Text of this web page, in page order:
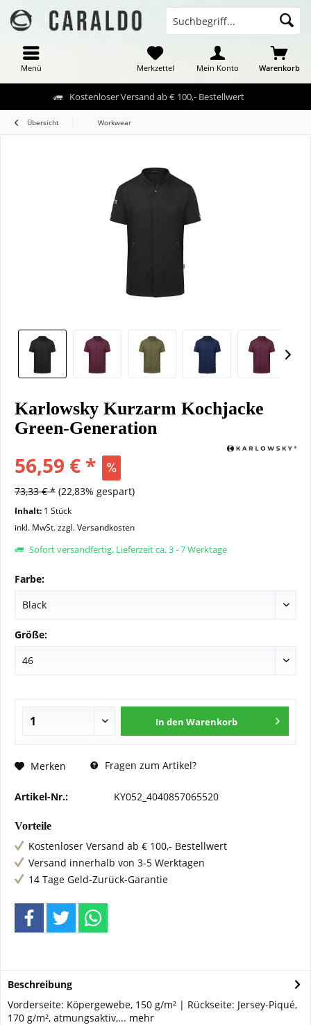
Kostenloser Versand ab € 100,- Bestellwert
Menü Warenkorb
Merkzettel Mein Konto
Übersicht Workwear
Karlowsky Kurzarm Kochjacke
Green-Generation
56,59 € *
73,33 € * (22,83% gespart)
Inhalt: 1 Stück
inkl. MwSt.zzgl. Versandkosten
Sofort versandfertig, Lieferzeit ca. 3 - 7 Werktage
Farbe:
Größe:
In den Warenkorb
Merken Fragen zum Artikel?
Artikel-Nr.: KY052_4040857065520
Vorteile
Kostenloser Versand ab € 100,- Bestellwert
Versand innerhalb von 3-5 Werktagen
14 Tage Geld-Zurück-Garantie
Beschreibung
Vorderseite: Köpergewebe, 150 g/m² | Rückseite: Jersey-Piqué,
170 g/m², atmungsaktiv,... mehr